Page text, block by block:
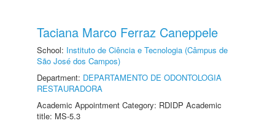
Taciana Marco Ferraz Caneppele
School: Instituto de Ciência e Tecnologia (Câmpus de
São José dos Campos)
Department: DEPARTAMENTO DE ODONTOLOGIA
RESTAURADORA
Academic Appointment Category: RDIDP Academic
title: MS-5.3